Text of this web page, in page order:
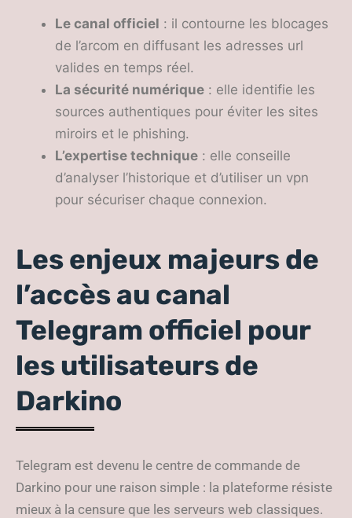
Le canal officiel : il contourne les blocages
de l’arcom en diffusant les adresses url
valides en temps réel.
La sécurité numérique : elle identifie les
sources authentiques pour éviter les sites
miroirs et le phishing.
L’expertise technique : elle conseille
d’analyser l’historique et d’utiliser un vpn
pour sécuriser chaque connexion.
Les enjeux majeurs de
l’accès au canal
Telegram officiel pour
les utilisateurs de
Darkino
Telegram est devenu le centre de commande de
Darkino pour une raison simple : la plateforme résiste
mieux à la censure que les serveurs web classiques.